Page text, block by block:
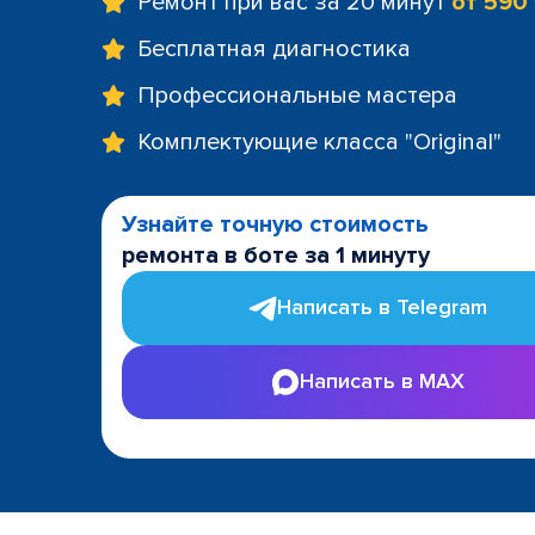
Бесплатная диагностика
Профессиональные мастера
Комплектующие класса "Original"
Узнайте точную стоимость
ремонта в боте за 1 минуту
Написать в Telegram
Написать в MAX